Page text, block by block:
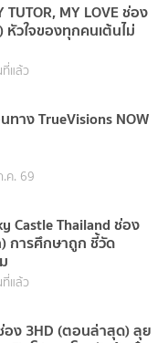
MY LOVE ช่อง
วใจของทุกคนเต้นไม่
แล้ว
าง TrueVisions NOW
ค. 69
Castle Thailand ช่อง
การศึกษาถูก ชี้วัด
แล้ว
อง 3HD (ตอนล่าสุด) ลุย